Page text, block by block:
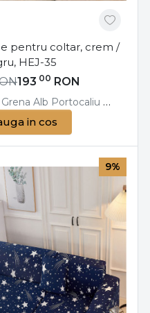
Gri Negru Mustar Negru
Gri Albastru Bleumarin Bej
pentru coltar, crem /
HEJ-35
193 00 RON
Grena Alb Portocaliu Alb
in cos
9%